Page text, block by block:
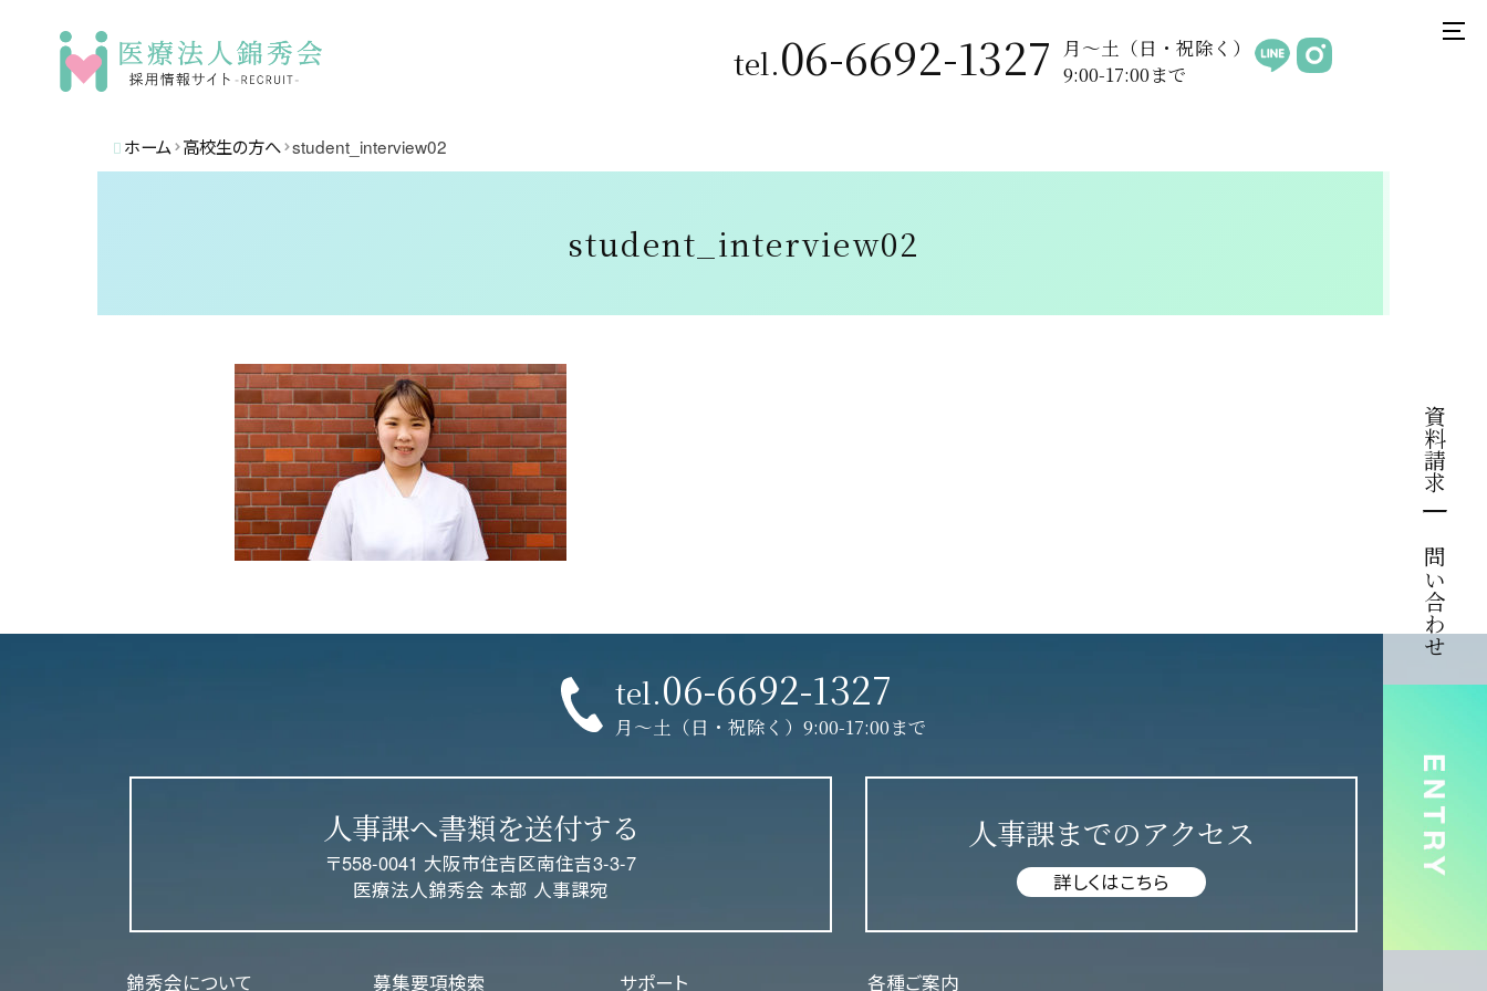
tel.06-6692-1327
月〜土（日・祝除く）
9:00-17:00まで
資料請求
お問い合わせ
ホーム 高校生の方へ student_interview02
student_interview02
tel.06-6692-1327
月〜土（日・祝除く）9:00-17:00まで
人事課へ書類を送付する
〒558-0041 大阪市住吉区南住吉3-3-7
医療法人錦秀会 本部 人事課宛
人事課までのアクセス
詳しくはこちら
錦秀会について 募集要項検索 サポート 各種ご案内